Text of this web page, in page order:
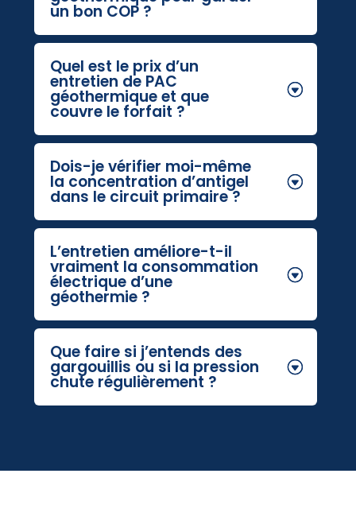
un bon COP ?
Quel est le prix d’un
entretien de PAC
géothermique et que
couvre le forfait ?
Dois-je vérifier moi-même
la concentration d’antigel
dans le circuit primaire ?
L’entretien améliore-t-il
vraiment la consommation
électrique d’une
géothermie ?
Que faire si j’entends des
gargouillis ou si la pression
chute régulièrement ?